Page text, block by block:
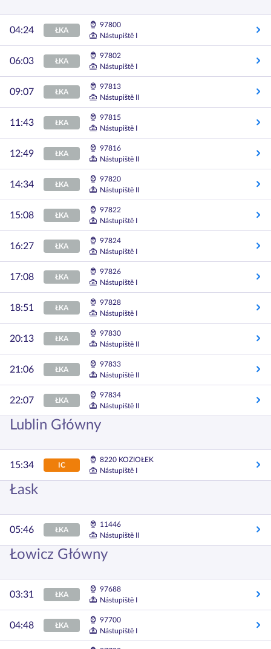
04:24 ŁKA
97800
Nástupiště I
06:03 ŁKA
97802
Nástupiště I
09:07 ŁKA
97813
Nástupiště II
11:43 ŁKA
97815
Nástupiště I
12:49 ŁKA
97816
Nástupiště II
14:34 ŁKA
97820
Nástupiště II
15:08 ŁKA
97822
Nástupiště I
16:27 ŁKA
97824
Nástupiště I
17:08 ŁKA
97826
Nástupiště I
18:51 ŁKA
97828
Nástupiště I
20:13 ŁKA
97830
Nástupiště II
21:06 ŁKA
97833
Nástupiště II
22:07 ŁKA
97834
Nástupiště II
Lublin Główny
15:34 IC
8220 KOZIOŁEK
Nástupiště I
Łask
05:46 ŁKA
11446
Nástupiště II
Łowicz Główny
03:31 ŁKA
97688
Nástupiště I
04:48 ŁKA
97700
Nástupiště I